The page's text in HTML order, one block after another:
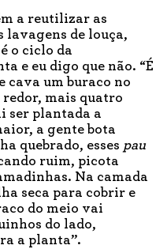
a reutilizar as
lavagens de louça,
o ciclo da
e eu digo que não. “É
cava um buraco no
mais quatro
ser plantada a
a gente bota
quebrado, esses pau
ruim, picota
Na camada
seca para cobrir e
do meio vai
do lado,
a planta”.